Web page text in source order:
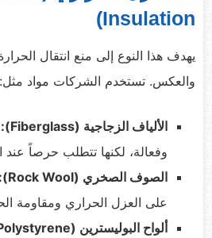
Insulation)
يهدف هذا النوع إلى منع انتقال
والعكس. تستخدم الشركات مواد مثل:
الألياف الزجاجية (Fiberglass):
وفعالة، لكنها تتطلب حرصاً عند
الصوف الصخري (Rock Wool):
على العزل الحراري ومقاومة
ألواح البوليسترين (Polystyrene):